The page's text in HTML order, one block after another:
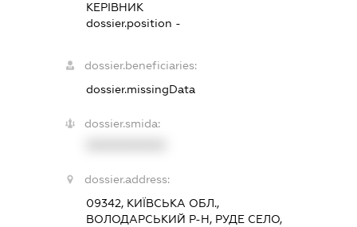
КЕРІВНИК
dossier.position -
dossier.beneficiaries:
dossier.missingData
dossier.smida:
dossier.address:
09342, КИЇВСЬКА ОБЛ.,
ВОЛОДАРСЬКИЙ Р-Н, РУДЕ СЕЛО,